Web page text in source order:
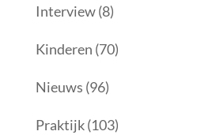
Interview(8)
Kinderen (70)
Nieuws (96)
Praktijk(103)